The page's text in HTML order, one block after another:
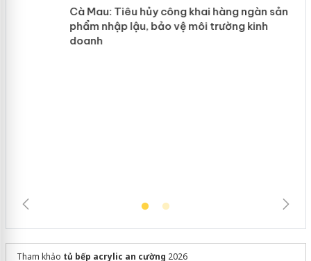
Hưng Yên: Xử lý 6 hộ kinh doanh bán
hàng giả mạo nhãn hiệu Adidas, Nike
Tham khảo tủ bếp acrylic an cường 2026